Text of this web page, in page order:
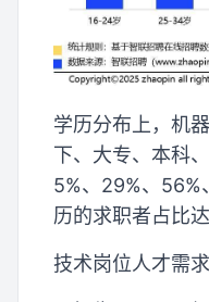
学历分布上，机
下、大专、本科
5%、29%、56%
历的求职者占比达
技术岗位人才需